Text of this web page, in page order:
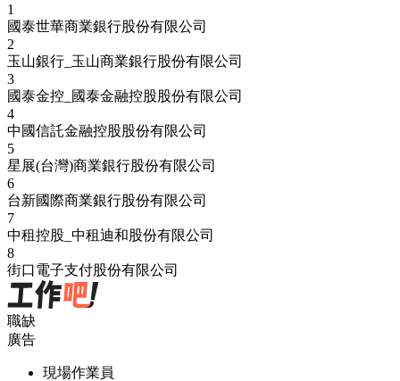
1
國泰世華商業銀行股份有限公司
2
玉山銀行_玉山商業銀行股份有限公司
3
國泰金控_國泰金融控股股份有限公司
4
中國信託金融控股股份有限公司
5
星展(台灣)商業銀行股份有限公司
6
台新國際商業銀行股份有限公司
7
中租控股_中租迪和股份有限公司
8
街口電子支付股份有限公司
職缺
廣告
現場作業員